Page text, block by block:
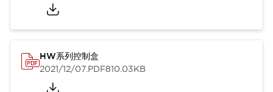
HW系列控制盒
2021/12/07.PDF810.03KB